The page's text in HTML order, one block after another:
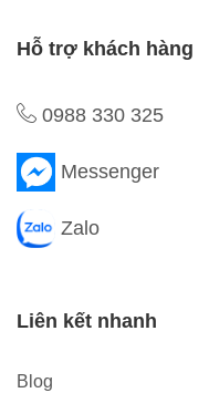
Hỗ trợ khách hàng
0988 330 325
Messenger
Zalo
Liên kết nhanh
Blog